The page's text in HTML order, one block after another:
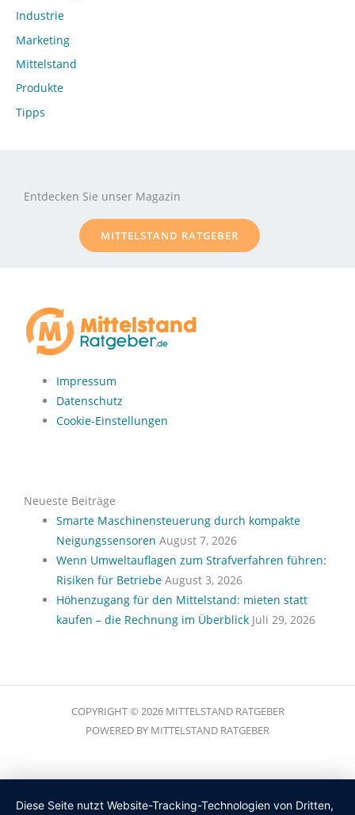
Industrie
Marketing
Mittelstand
Produkte
Tipps
Entdecken Sie unser Magazin
MITTELSTAND RATGEBER
Impressum
Datenschutz
Cookie-Einstellungen
Neueste Beiträge
Smarte Maschinensteuerung durch kompakte
Neigungssensoren August 7, 2026
Wenn Umweltauflagen zum Strafverfahren führen:
Risiken für Betriebe August 3, 2026
Höhenzugang für den Mittelstand: mieten statt
kaufen – die Rechnung im Überblick Juli 29, 2026
COPYRIGHT © 2026 MITTELSTAND RATGEBER
POWERED BY MITTELSTAND RATGEBER
Diese Seite nutzt Website-Tracking-Technologien von Dritten,